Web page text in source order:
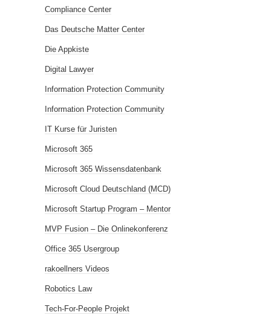
Compliance Center
Das Deutsche Matter Center
Die Appkiste
Digital Lawyer
Information Protection Community
Information Protection Community
IT Kurse für Juristen
Microsoft 365
Microsoft 365 Wissensdatenbank
Microsoft Cloud Deutschland (MCD)
Microsoft Startup Program – Mentor
MVP Fusion – Die Onlinekonferenz
Office 365 Usergroup
rakoellners Videos
Robotics Law
Tech-For-People Projekt